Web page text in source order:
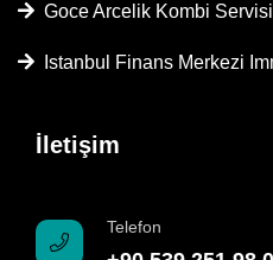
Goce Arcelik Kombi Servisi
Istanbul Finans Merkezi
İletişim
Telefon